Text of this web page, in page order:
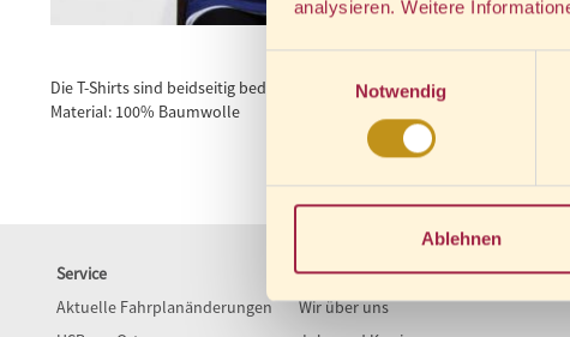
analysieren. Weitere
Notwendig
Ablehnen
Die T-Shirts sind beidseitig bedruckt Motive: "Tunnelein- und ausfahrt
Material: 100% Baumwolle
Service
Aktuelle Fahrplanänderungen
Unternehmen
Wir über uns